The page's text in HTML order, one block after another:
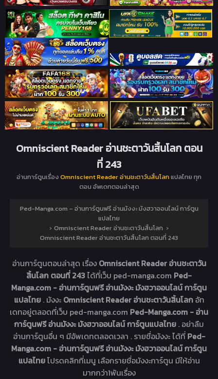
Omniscient Reader อ่านชะตาวันสิ้นโลก ตอน
ที่ 243
อ่านการ์ตูนเรื่อง Omniscient Reader อ่านชะตาวันสิ้นโลกแปลไทย ทุก
ตอน อัพเดทตอนล่าสุด
Ped-Manga.com – อ่านการ์ตูนฟรี อ่านมังงะ มังฮวาออนไลน์ การ์ตูน
แปลไทย
› Omniscient Reader อ่านชะตาวันสิ้นโลก ›
Omniscient Reader อ่านชะตาวันสิ้นโลก ตอนที่ 243
อ่านการ์ตูนตอนล่าสุด เรื่อง Omniscient Reader อ่านชะตาวัน
สิ้นโลก ตอนที่ 243ได้ที่เว็บ ped-manga.com Ped-
Manga.com - อ่านการ์ตูนฟรี อ่านมังงะ มังฮวาออนไลน์ การ์ตูน
แปลไทย . มังงะ Omniscient Reader อ่านชะตาวันสิ้นโลก อัท
เดทอยู่ตลอดที่เว็บ ped-manga.com Ped-Manga.com - อ่าน
การ์ตูนฟรี อ่านมังงะ มังฮวาออนไลน์ การ์ตูนแปลไทย . อย่าลืม
อ่านการ์ตูนอื่น ๆ มีอัพเดทตลอดเวลา . รายชื่อมังงะ ได้ที่ Ped-
Manga.com - อ่านการ์ตูนฟรี อ่านมังงะ มังฮวาออนไลน์ การ์ตูน
แปลไทยโปรดคลิกที่เมนู เลือกรายชื่อมังงะการ์ตูน มีให้อ่าน
มากกว่า1พันเรื่อง